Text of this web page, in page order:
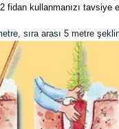
fidan kullanmanızı
sıra arası 5 metre